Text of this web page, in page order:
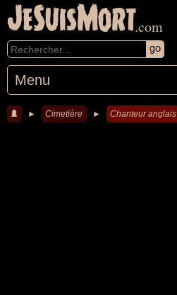
JeSuisMort.com
Menu
► Cimetière ► Chanteur anglais